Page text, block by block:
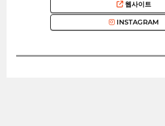
웹사이트
INSTAGRAM